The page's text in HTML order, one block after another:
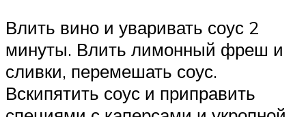
Влить вино и уваривать соус 2
минуты. Влить лимонный фреш и
сливки, перемешать соус.
Вскипятить соус и приправить